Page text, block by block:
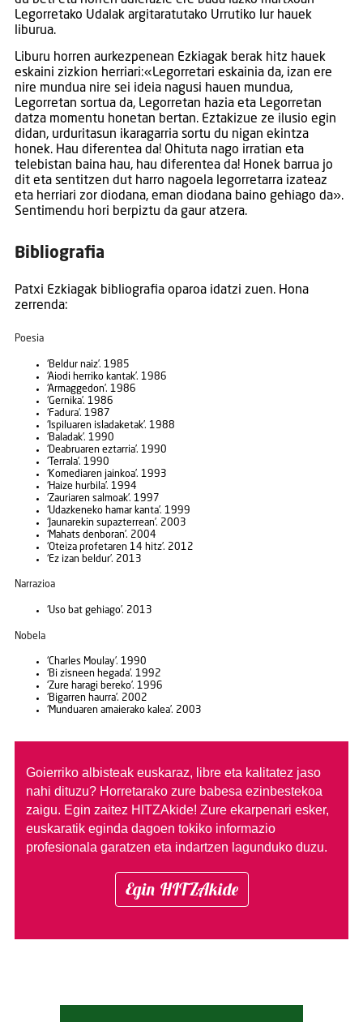
Legorretako Udalak argitaratutako Urrutiko lur hauek
liburua.
Liburu horren aurkezpenean Ezkiagak berak hitz hauek
eskaini zizkion herriari:«Legorretari eskainia da, izan ere
nire mundua nire sei ideia nagusi hauen mundua,
Legorretan sortua da, Legorretan hazia eta Legorretan
datza momentu honetan bertan. Eztakizue ze ilusio egin
didan, urduritasun ikaragarria sortu du nigan ekintza
honek. Hau diferentea da! Ohituta nago irratian eta
telebistan baina hau, hau diferentea da! Honek barrua jo
dit eta sentitzen dut harro nagoela legorretarra izateaz
eta herriari zor diodana, eman diodana baino gehiago da».
Sentimendu hori berpiztu da gaur atzera.
Bibliografia
Patxi Ezkiagak bibliografia oparoa idatzi zuen. Hona
zerrenda:
Poesia
‘Beldur naiz’. 1985
‘Aiodi herriko kantak’. 1986
‘Armaggedon’. 1986
‘Gernika’. 1986
‘Fadura’. 1987
‘Ispiluaren isladaketak’. 1988
‘Baladak’. 1990
‘Deabruaren eztarria’. 1990
‘Terrala’. 1990
‘Komediaren jainkoa’. 1993
‘Haize hurbila’. 1994
‘Zauriaren salmoak’. 1997
‘Udazkeneko hamar kanta’. 1999
‘Jaunarekin supazterrean’. 2003
‘Mahats denboran’. 2004
‘Oteiza profetaren 14 hitz’. 2012
‘Ez izan beldur’. 2013
Narrazioa
‘Uso bat gehiago’. 2013
Nobela
‘Charles Moulay’. 1990
‘Bi zisneen hegada’. 1992
‘Zure haragi bereko’. 1996
‘Bigarren haurra’. 2002
‘Munduaren amaierako kalea’. 2003
Goierriko albisteak euskaraz, libre eta kalitatez jaso
nahi dituzu? Horretarako zure babesa ezinbestekoa
zaigu. Egin zaitez HITZAkide! Zure ekarpenari esker,
euskaratik eginda dagoen tokiko informazio
profesionala garatzen eta indartzen lagunduko duzu.
Egin HITZAkide